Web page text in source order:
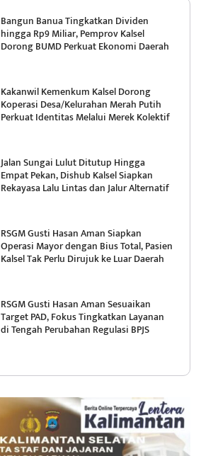
Bangun Banua Tingkatkan Dividen
hingga Rp9 Miliar, Pemprov Kalsel
Dorong BUMD Perkuat Ekonomi Daerah
Kakanwil Kemenkum Kalsel Dorong
Koperasi Desa/Kelurahan Merah Putih
Perkuat Identitas Melalui Merek Kolektif
Jalan Sungai Lulut Ditutup Hingga
Empat Pekan, Dishub Kalsel Siapkan
Rekayasa Lalu Lintas dan Jalur Alternatif
RSGM Gusti Hasan Aman Siapkan
Operasi Mayor dengan Bius Total, Pasien
Kalsel Tak Perlu Dirujuk ke Luar Daerah
RSGM Gusti Hasan Aman Sesuaikan
Target PAD, Fokus Tingkatkan Layanan
di Tengah Perubahan Regulasi BPJS